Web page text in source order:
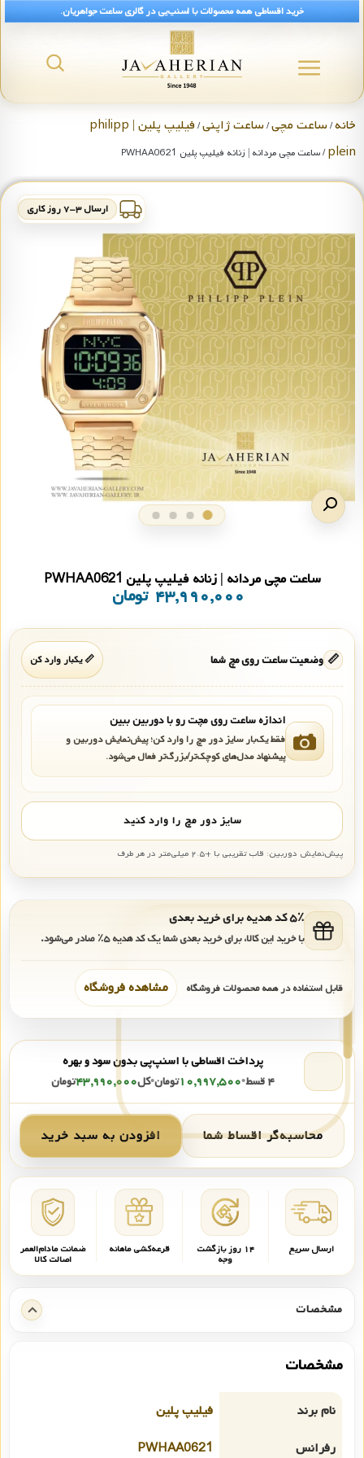
خرید اقساطی همه محصولات با اسنپ‌پی در گالری ساعت جواهریان.
خانه/ساعت مچی/ساعت ژاپنی/
فیلیپ پلین | philipp
plein/ ساعت مچی مردانه | زنانه فیلیپ پلین PWHAA0621
ارسال ۳-۷ روز کاری
ساعت مچی مردانه | زنانه فیلیپ پلین PWHAA0621
۴۳,۹۹۰,۰۰۰ تومان
📏 وضعیت ساعت روی مچ شما 📏 یکبار وارد کن
اندازه ساعت روی مچت رو با دوربین ببین
فقط یک‌بار سایز دور مچ را وارد کن؛ پیش‌نمایش دوربین و
پیشنهاد مدل‌های کوچک‌تر/بزرگ‌تر فعال می‌شود.
سایز دور مچ را وارد کنید
پیش‌نمایش دوربین: قاب تقریبی با +۲.۵ میلی‌متر در هر طرف
۵٪ کد هدیه برای خرید بعدی
با خرید این کالا، برای خرید بعدی شما یک کد هدیه۵٪ صادر می‌شود.
قابل استفاده در همه محصولات فروشگاه مشاهده فروشگاه
پرداخت اقساطی با اسنپ‌پی بدون سود و بهره
۴ قسط
•۱۰,۹۹۷,۵۰۰تومان•کل۴۳,۹۹۰,۰۰۰تومان
محاسبه‌گر اقساط شما افزودن به سبد خرید
ارسال سریع ۱۴ روز بازگشت
وجه
قرعه‌کشی ماهانه ضمانت مادام‌العمر
اصالت کالا
مشخصات
مشخصات
نام برند
فیلیپ پلین
رفرانس
PWHAA0621